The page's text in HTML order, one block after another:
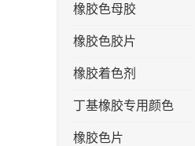
橡胶色母胶
橡胶色胶片
橡胶着色剂
丁基橡胶专用颜色
橡胶色片